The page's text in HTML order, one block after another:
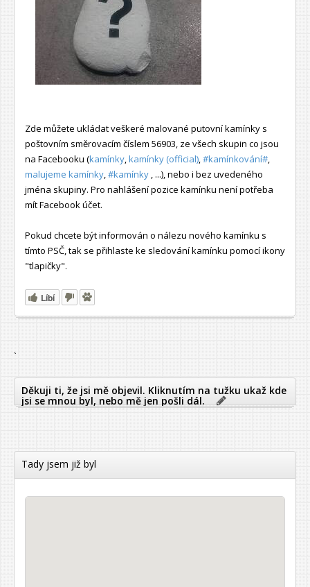
Zde můžete ukládat veškeré malované putovní kamínky s
poštovním směrovacím číslem 56903, ze všech skupin co jsou
na Facebooku (kamínky kamínky (official) #kamínkování#
malujeme kamínky #kamínky , ...), nebo i bez uvedeného
jména skupiny. Pro nahlášení pozice kamínku není potřeba
mít Facebook účet.
Pokud chcete být informován o nálezu nového kamínku s
tímto PSČ, tak se přihlaste ke sledování kamínku pomocí ikony
"tlapičky".
Líbí
`
Děkuji ti, že jsi mě objevil. Kliknutím na tužku ukaž kde
jsi se mnou byl, nebo mě jen pošli dál.
Tady jsem již byl